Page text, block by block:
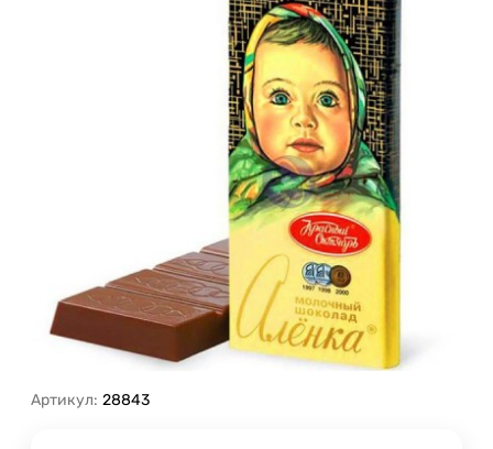
Артикул: 28843